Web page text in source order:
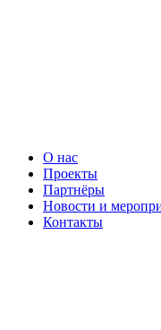
О нас
Проекты
Партнёры
Новости и
Контакты